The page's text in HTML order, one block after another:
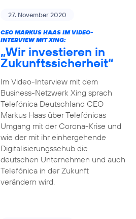
27. November 2020
CEO MARKUS HAAS IM VIDEO-
INTERVIEW MIT XING:
„Wir investieren in
Zukunftssicherheit“
Im Video-Interview mit dem
Business-Netzwerk Xing sprach
Telefónica Deutschland CEO
Markus Haas über Telefónicas
Umgang mit der Corona-Krise und
wie der mit ihr einhergehende
Digitalisierungsschub die
deutschen Unternehmen und auch
Telefónica in der Zukunft
verändern wird.